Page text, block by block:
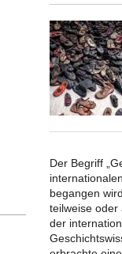
Der Begriff
begangen
teilweise oder
der